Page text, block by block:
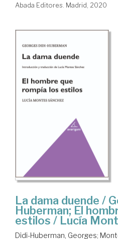
Abada Editores. Madrid, 2020
La dama duende /
Huberman; El
estilos / Lucía
Didi-Huberman, Georges;